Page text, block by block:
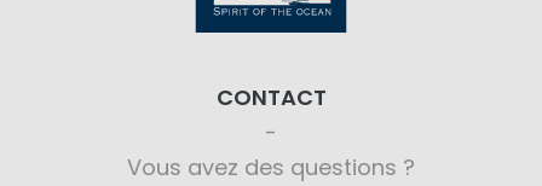
CONTACT
Vous avez des questions ?